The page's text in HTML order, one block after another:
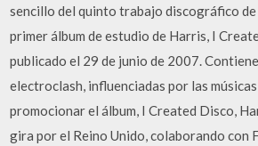
sencillo del quinto trabajo discográfico
primer álbum de estudio de Harris, I
publicado el 29 de junio de 2007.
electroclash, influenciadas por las
promocionar el álbum, I Created Disco,
gira por el Reino Unido, colaborando con